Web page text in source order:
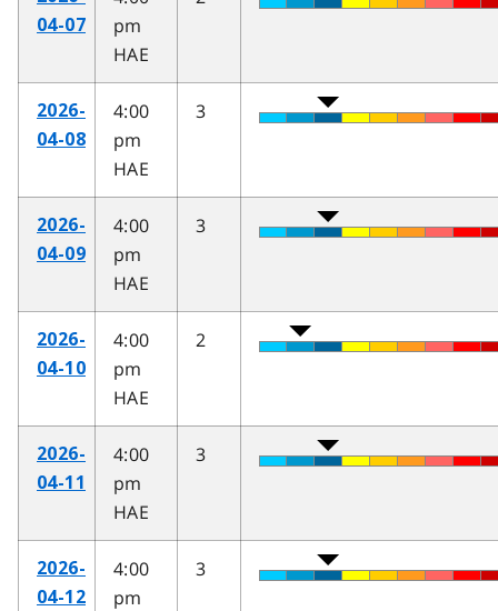
04-07
pm
HAE
2026-
04-08
4:00
pm
HAE
3
2026-
04-09
4:00
pm
HAE
3
2026-
04-10
4:00
pm
HAE
2
2026-
04-11
4:00
pm
HAE
3
2026-
04-12
4:00
pm
3